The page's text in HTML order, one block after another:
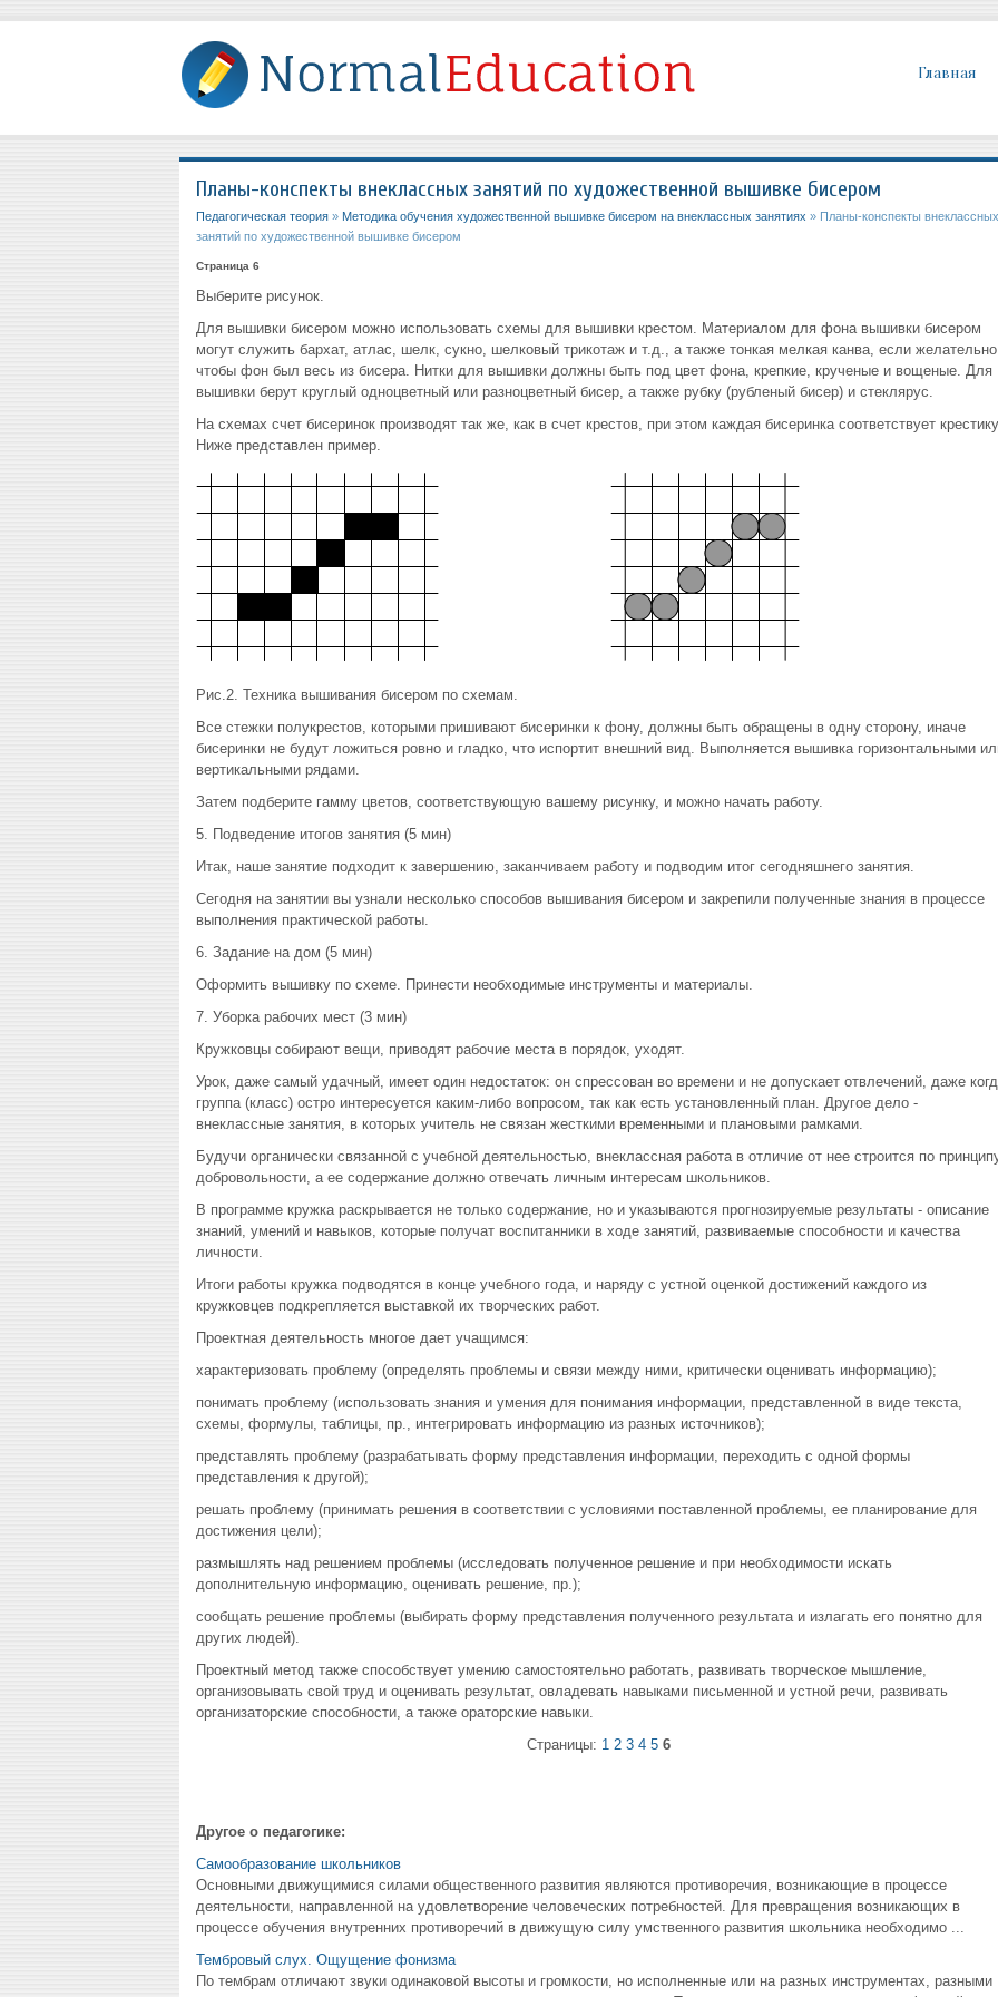
Главная
Планы-конспекты внеклассных занятий по художественной вышивке бисером
Педагогическая теория» Методика обучения художественной вышивке бисером на внеклассных занятиях » Планы-конспекты внеклассных
занятий по художественной вышивке бисером
Страница 6
Выберите рисунок.
Для вышивки бисером можно использовать схемы для вышивки крестом. Материалом для фона вышивки бисером
могут служить бархат, атлас, шелк, сукно, шелковый трикотаж и т.д., а также тонкая мелкая канва, если
чтобы фон был весь из бисера. Нитки для вышивки должны быть под цвет фона, крепкие, крученые и вощеные. Для
вышивки берут круглый одноцветный или разноцветный бисер, а также рубку (рубленый бисер) и стеклярус.
На схемах счет бисеринок производят так же, как в счет крестов, при этом каждая бисеринка соответствует
Ниже представлен пример.
Рис.2. Техника вышивания бисером по схемам.
Все стежки полукрестов, которыми пришивают бисеринки к фону, должны быть обращены в одну сторону, иначе
бисеринки не будут ложиться ровно и гладко, что испортит внешний вид. Выполняется вышивка горизонтальными
вертикальными рядами.
Затем подберите гамму цветов, соответствующую вашему рисунку, и можно начать работу.
5. Подведение итогов занятия (5 мин)
Итак, наше занятие подходит к завершению, заканчиваем работу и подводим итог сегодняшнего занятия.
Сегодня на занятии вы узнали несколько способов вышивания бисером и закрепили полученные знания в процессе
выполнения практической работы.
6. Задание на дом (5 мин)
Оформить вышивку по схеме. Принести необходимые инструменты и материалы.
7. Уборка рабочих мест (3 мин)
Кружковцы собирают вещи, приводят рабочие места в порядок, уходят.
Урок, даже самый удачный, имеет один недостаток: он спрессован во времени и не допускает отвлечений, даже
группа (класс) остро интересуется каким-либо вопросом, так как есть установленный план. Другое дело -
внеклассные занятия, в которых учитель не связан жесткими временными и плановыми рамками.
Будучи органически связанной с учебной деятельностью, внеклассная работа в отличие от нее строится по
добровольности, а ее содержание должно отвечать личным интересам школьников.
В программе кружка раскрывается не только содержание, но и указываются прогнозируемые результаты - описание
знаний, умений и навыков, которые получат воспитанники в ходе занятий, развиваемые способности и качества
личности.
Итоги работы кружка подводятся в конце учебного года, и наряду с устной оценкой достижений каждого из
кружковцев подкрепляется выставкой их творческих работ.
Проектная деятельность многое дает учащимся:
характеризовать проблему (определять проблемы и связи между ними, критически оценивать информацию);
понимать проблему (использовать знания и умения для понимания информации, представленной в виде текста,
схемы, формулы, таблицы, пр., интегрировать информацию из разных источников);
представлять проблему (разрабатывать форму представления информации, переходить с одной формы
представления к другой);
решать проблему (принимать решения в соответствии с условиями поставленной проблемы, ее планирование для
достижения цели);
размышлять над решением проблемы (исследовать полученное решение и при необходимости искать
дополнительную информацию, оценивать решение, пр.);
сообщать решение проблемы (выбирать форму представления полученного результата и излагать его понятно для
других людей).
Проектный метод также способствует умению самостоятельно работать, развивать творческое мышление,
организовывать свой труд и оценивать результат, овладевать навыками письменной и устной речи, развивать
организаторские способности, а также ораторские навыки.
Страницы: 1 2 3 4 5 6
Другое о педагогике:
Самообразование школьников
Основными движущимися силами общественного развития являются противоречия, возникающие в процессе
деятельности, направленной на удовлетворение человеческих потребностей. Для превращения возникающих в
процессе обучения внутренних противоречий в движущую силу умственного развития школьника необходимо ...
Тембровый слух. Ощущение фонизма
По тембрам отличают звуки одинаковой высоты и громкости, но исполненные или на разных инструментах, разными